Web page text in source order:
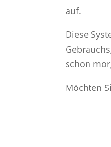
auf.
Diese
schon
Möchten